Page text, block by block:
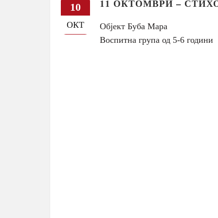
10
ОКТ
11 ОКТОМВРИ –
Објект Буба Мара
Воспитна група од 5-6 години